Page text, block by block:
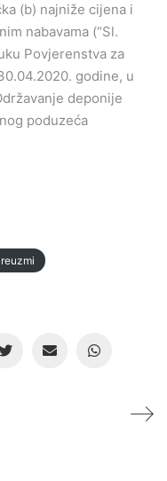
(b) najniže cijena i
nabavama (“Sl.
Povjerenstva za
godine, u
deponije
poduzeća